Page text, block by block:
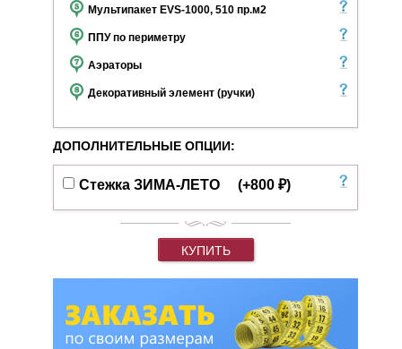
Мультипакет EVS-1000, 510 пр.м2
ППУ по периметру
Аэраторы
Декоративный элемент (ручки)
ДОПОЛНИТЕЛЬНЫЕ ОПЦИИ:
Стежка ЗИМА-ЛЕТО (+800 ₽)
КУПИТЬ